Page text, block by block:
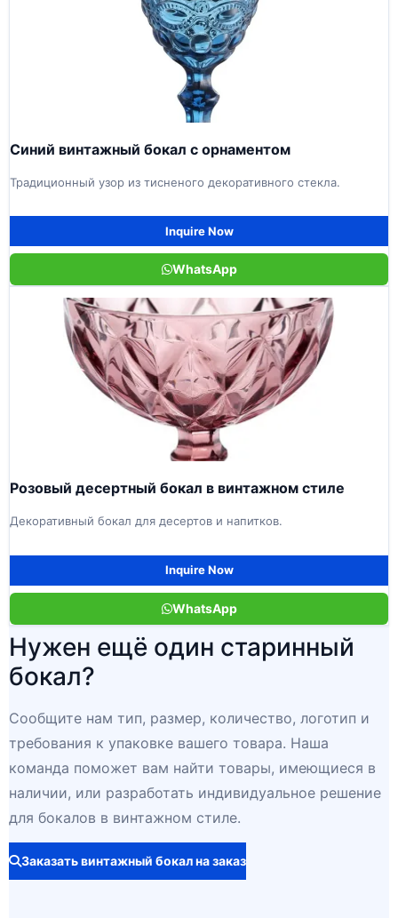
Синий винтажный бокал с орнаментом
Традиционный узор из тисненого декоративного стекла.
Inquire Now
WhatsApp
Розовый десертный бокал в винтажном стиле
Декоративный бокал для десертов и напитков.
Inquire Now
WhatsApp
Нужен ещё один старинный
бокал?
Сообщите нам тип, размер, количество, логотип и
требования к упаковке вашего товара. Наша
команда поможет вам найти товары, имеющиеся в
наличии, или разработать индивидуальное решение
для бокалов в винтажном стиле.
Заказать винтажный бокал на заказ